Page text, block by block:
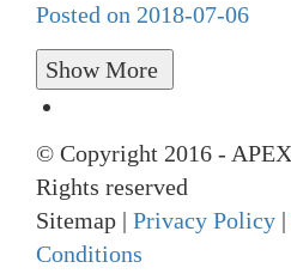
Posted on 2018-07-06
Show More
© Copyright 2016 -
Rights reserved
Sitemap | Privacy Policy |
Conditions